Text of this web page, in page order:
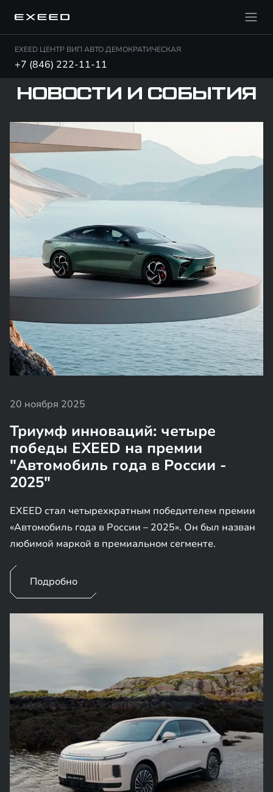
EXEED ЦЕНТР ВИП АВТО ДЕМОКРАТИЧЕСКАЯ
+7 (846) 222-11-11
НОВОСТИ И СОБЫТИЯ
20 ноября 2025
Триумф инноваций: четыре
победы EXEED на премии
"Автомобиль года в России -
2025"
EXEED стал четырехкратным победителем премии
«Автомобиль года в России – 2025». Он был назван
любимой маркой в премиальном сегменте.
Подробно